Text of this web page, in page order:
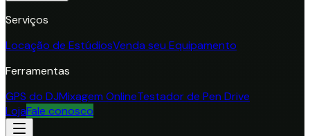
Serviços
Locação de EstúdiosVenda seu Equipamento
Ferramentas
GPS do DJMixagem OnlineTestador de Pen Drive
LojaFale conosco